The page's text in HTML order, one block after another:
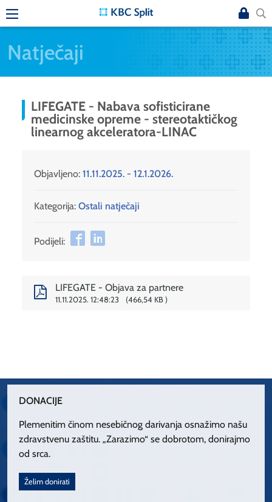
Natječaji
LIFEGATE - Nabava sofisticirane
medicinske opreme - stereotaktičkog
linearnog akceleratora-LINAC
Objavljeno: 11.11.2025. - 12.1.2026.
Kategorija: Ostali natječaji
Podijeli:
LIFEGATE - Objava za partnere
11.11.2025. 12:48:23 466,54 KB
DONACIJE
Plemenitim činom nesebičnog darivanja osnažimo našu
zdravstvenu zaštitu. „Zarazimo“ se dobrotom, donirajmo
od srca.
Želim donirati